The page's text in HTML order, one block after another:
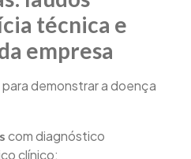
técnica e
empresa
demonstrar a doença
com diagnóstico
clínico;